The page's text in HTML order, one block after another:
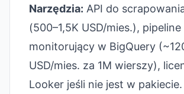
Narzędzia: API do
(500–1,5K USD/mies.), pipeline
monitorujący w BigQuery
USD/mies. za 1M wierszy),
Looker jeśli nie jest w pakiecie.